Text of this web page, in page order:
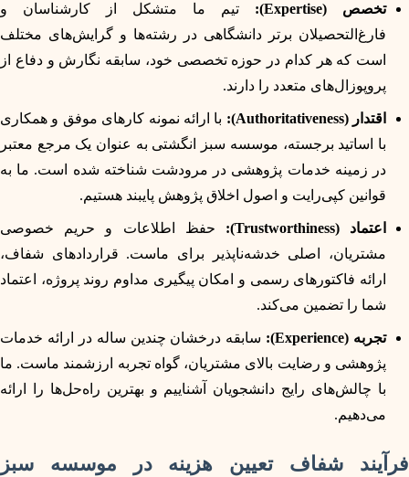
تخصص (Expertise):
تیم ما متشکل از کارشناسان و
فارغ‌التحصیلان برتر دانشگاهی در رشته‌ها و گرایش‌های مختلف
است که هر کدام در حوزه تخصصی خود، سابقه نگارش و دفاع از
پروپوزال‌های متعدد را دارند.
اقتدار (Authoritativeness):
با ارائه نمونه کارهای موفق و همکاری
با اساتید برجسته، موسسه سبز انگشتی به عنوان یک مرجع معتبر
در زمینه خدمات پژوهشی در مرودشت شناخته شده است. ما به
قوانین کپی‌رایت و اصول اخلاق پژوهش پایبند هستیم.
اعتماد (Trustworthiness):
حفظ اطلاعات و حریم خصوصی
مشتریان، اصلی خدشه‌ناپذیر برای ماست. قراردادهای شفاف،
ارائه فاکتورهای رسمی و امکان پیگیری مداوم روند پروژه، اعتماد
شما را تضمین می‌کند.
تجربه (Experience):
سابقه درخشان چندین ساله در ارائه خدمات
پژوهشی و رضایت بالای مشتریان، گواه تجربه ارزشمند ماست. ما
با چالش‌های رایج دانشجویان آشناییم و بهترین راه‌حل‌ها را ارائه
می‌دهیم.
فرآیند شفاف تعیین هزینه در موسسه سبز